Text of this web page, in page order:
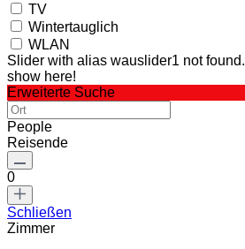
TV
Wintertauglich
WLAN
Slider with alias wauslider1 not found.
show here!
Erweiterte Suche
People
Reisende
0
Schließen
Zimmer